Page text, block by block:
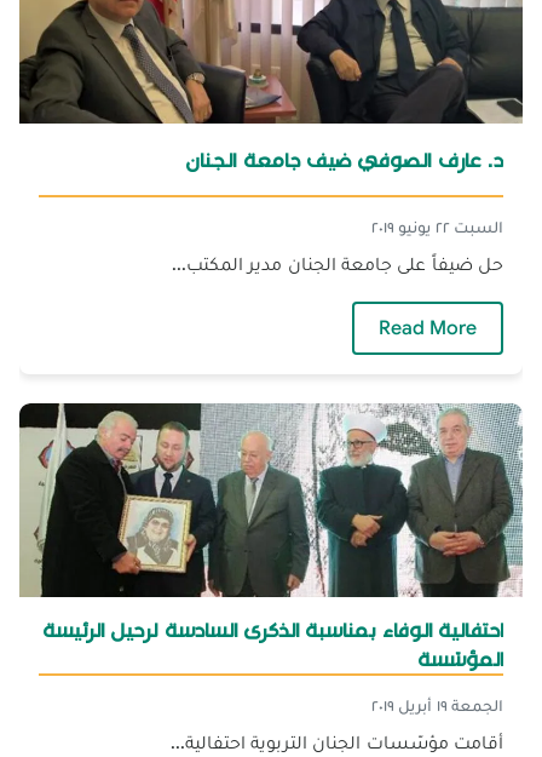
د. عارف الصوفي ضيف جامعة الجنان
السبت ٢٢ يونيو ٢٠١٩
حل ضيفاً على جامعة الجنان مدير المكتب...
Read More
احتفالية الوفاء بمناسبة الذكرى السادسة لرحيل الرئيسة
المؤسّسة
الجمعة ١٩ أبريل ٢٠١٩
أقامت مؤسّسات الجنان التربوية احتفالية...